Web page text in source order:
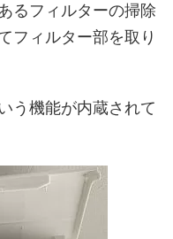
るフィルターの掃除
フィルター部を取り
う機能が内蔵されて